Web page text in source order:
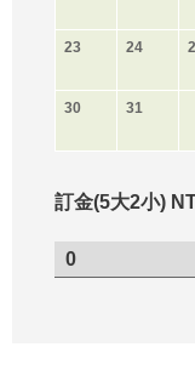
23 24
30 31
訂金(5大2小)